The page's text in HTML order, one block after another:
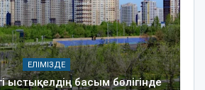
ЕЛІМІЗДЕ
ыстық: елдің басым бөлігінде